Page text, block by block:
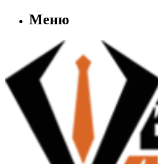
Меню